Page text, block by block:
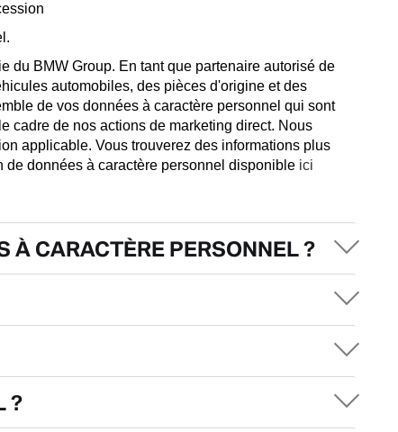
du BMW Group. En tant que partenaire autorisé de
automobiles, des pièces d'origine et des
de vos données à caractère personnel qui sont
cadre de nos actions de marketing direct. Nous
applicable. Vous trouverez des informations plus
données à caractère personnel disponible ici
À CARACTÈRE PERSONNEL ?
?